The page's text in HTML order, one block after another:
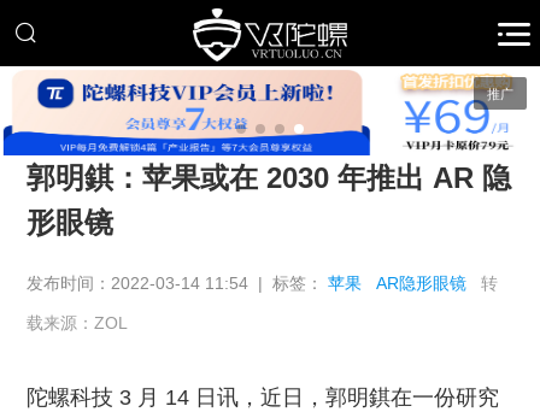
推广
郭明錤：苹果或在 2030 年推出 AR 隐
形眼镜
发布时间：2022-03-14 11:54 | 标签：苹果 AR隐形眼镜 转
载来源：ZOL
陀螺科技 3 月 14 日讯，近日，郭明錤在一份研究